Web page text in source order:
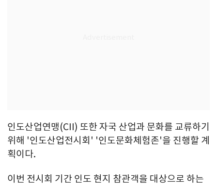
인도산업연맹(CII) 또한 자국 산업과 문화를 교류하기
위해 '인도산업전시회' '인도문화체험존'을 진행할 계
획이다.
이번 전시회 기간 인도 현지 참관객을 대상으로 하는